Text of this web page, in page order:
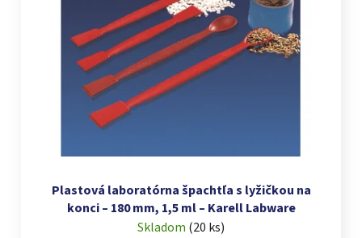
Plastová laboratórna špachtľa s lyžičkou na
konci – 180 mm, 1,5 ml – Karell Labware
Skladom (20 ks)